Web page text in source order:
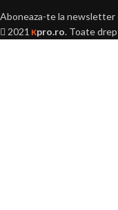
Aboneaza-te la
2021 Kpro.ro. Toate